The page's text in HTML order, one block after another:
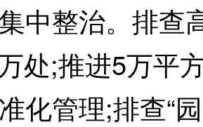
中整治。排查
处;推进5万平
化管理;排查“